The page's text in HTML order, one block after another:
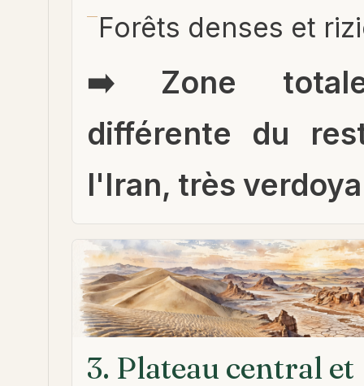
Forêts denses et
➡️ Zone
différente du
l'Iran, très
3. Plateau central et